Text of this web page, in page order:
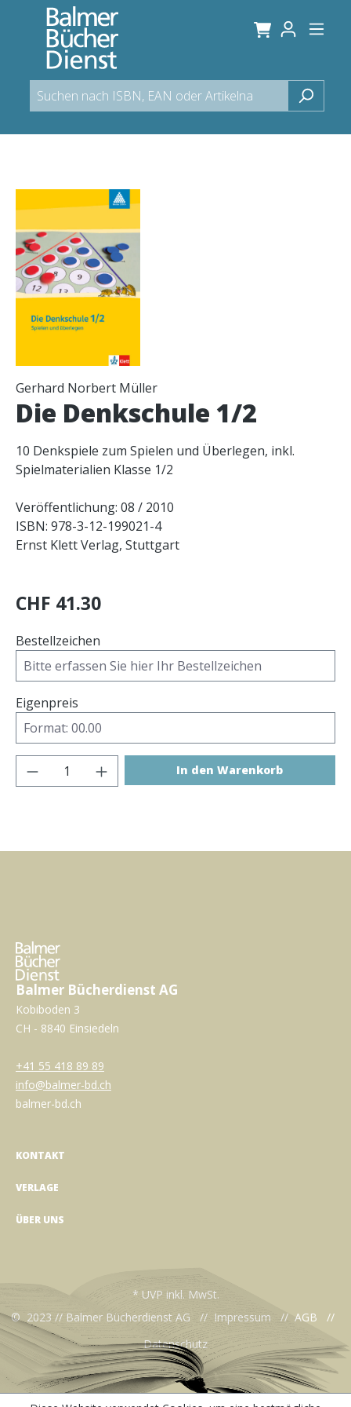
springen
Bildergalerie überspringen
Gerhard Norbert Müller
Die Denkschule 1/2
10 Denkspiele zum Spielen und Überlegen, inkl.
Spielmaterialien Klasse 1/2
Veröffentlichung: 08 / 2010
ISBN: 978-3-12-199021-4
Ernst Klett Verlag, Stuttgart
CHF 41.30
Bestellzeichen
Eigenpreis
Produkt Anzahl: Gib den gewünschten
In den Warenkorb
Balmer Bücherdienst AG
Kobiboden 3
CH - 8840 Einsiedeln
+41 55 418 89 89
info@balmer-bd.ch
balmer-bd.ch
KONTAKT
VERLAGE
ÜBER UNS
* UVP inkl. MwSt.
© 2023 // Balmer Bücherdienst AG // Impressum // AGB //
Datenschutz